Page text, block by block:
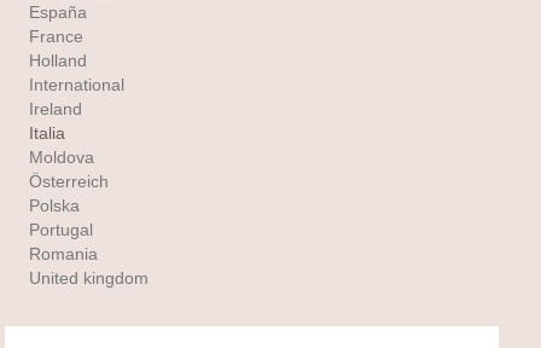
España
France
Holland
International
Ireland
Italia
Moldova
Österreich
Polska
Portugal
Romania
United kingdom